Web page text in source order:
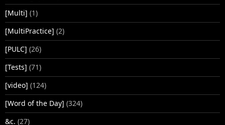
[Multi] (1)
[MultiPractice] (2)
[PULC] (26)
[Tests] (71)
[video] (124)
[Word of the Day] (324)
&c. (27)